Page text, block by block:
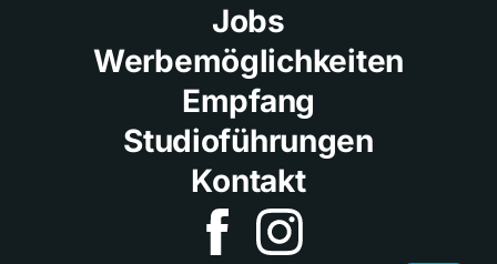
Jobs
Werbemöglichkeiten
Empfang
Studioführungen
Kontakt